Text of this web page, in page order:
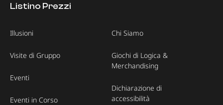
Listino Prezzi
Illusioni
Visite di Gruppo
Eventi
Eventi in Corso
Chi Siamo
Giochi di Logica &
Merchandising
Dichiarazione di
accessibilità